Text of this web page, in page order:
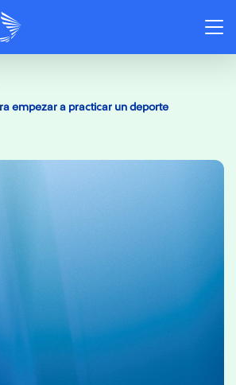
empezar‌ a‌ practicar un deporte